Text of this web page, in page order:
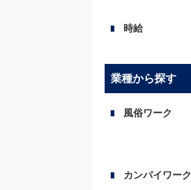
時給
業種から探す
風俗ワーク
カンパイワーク